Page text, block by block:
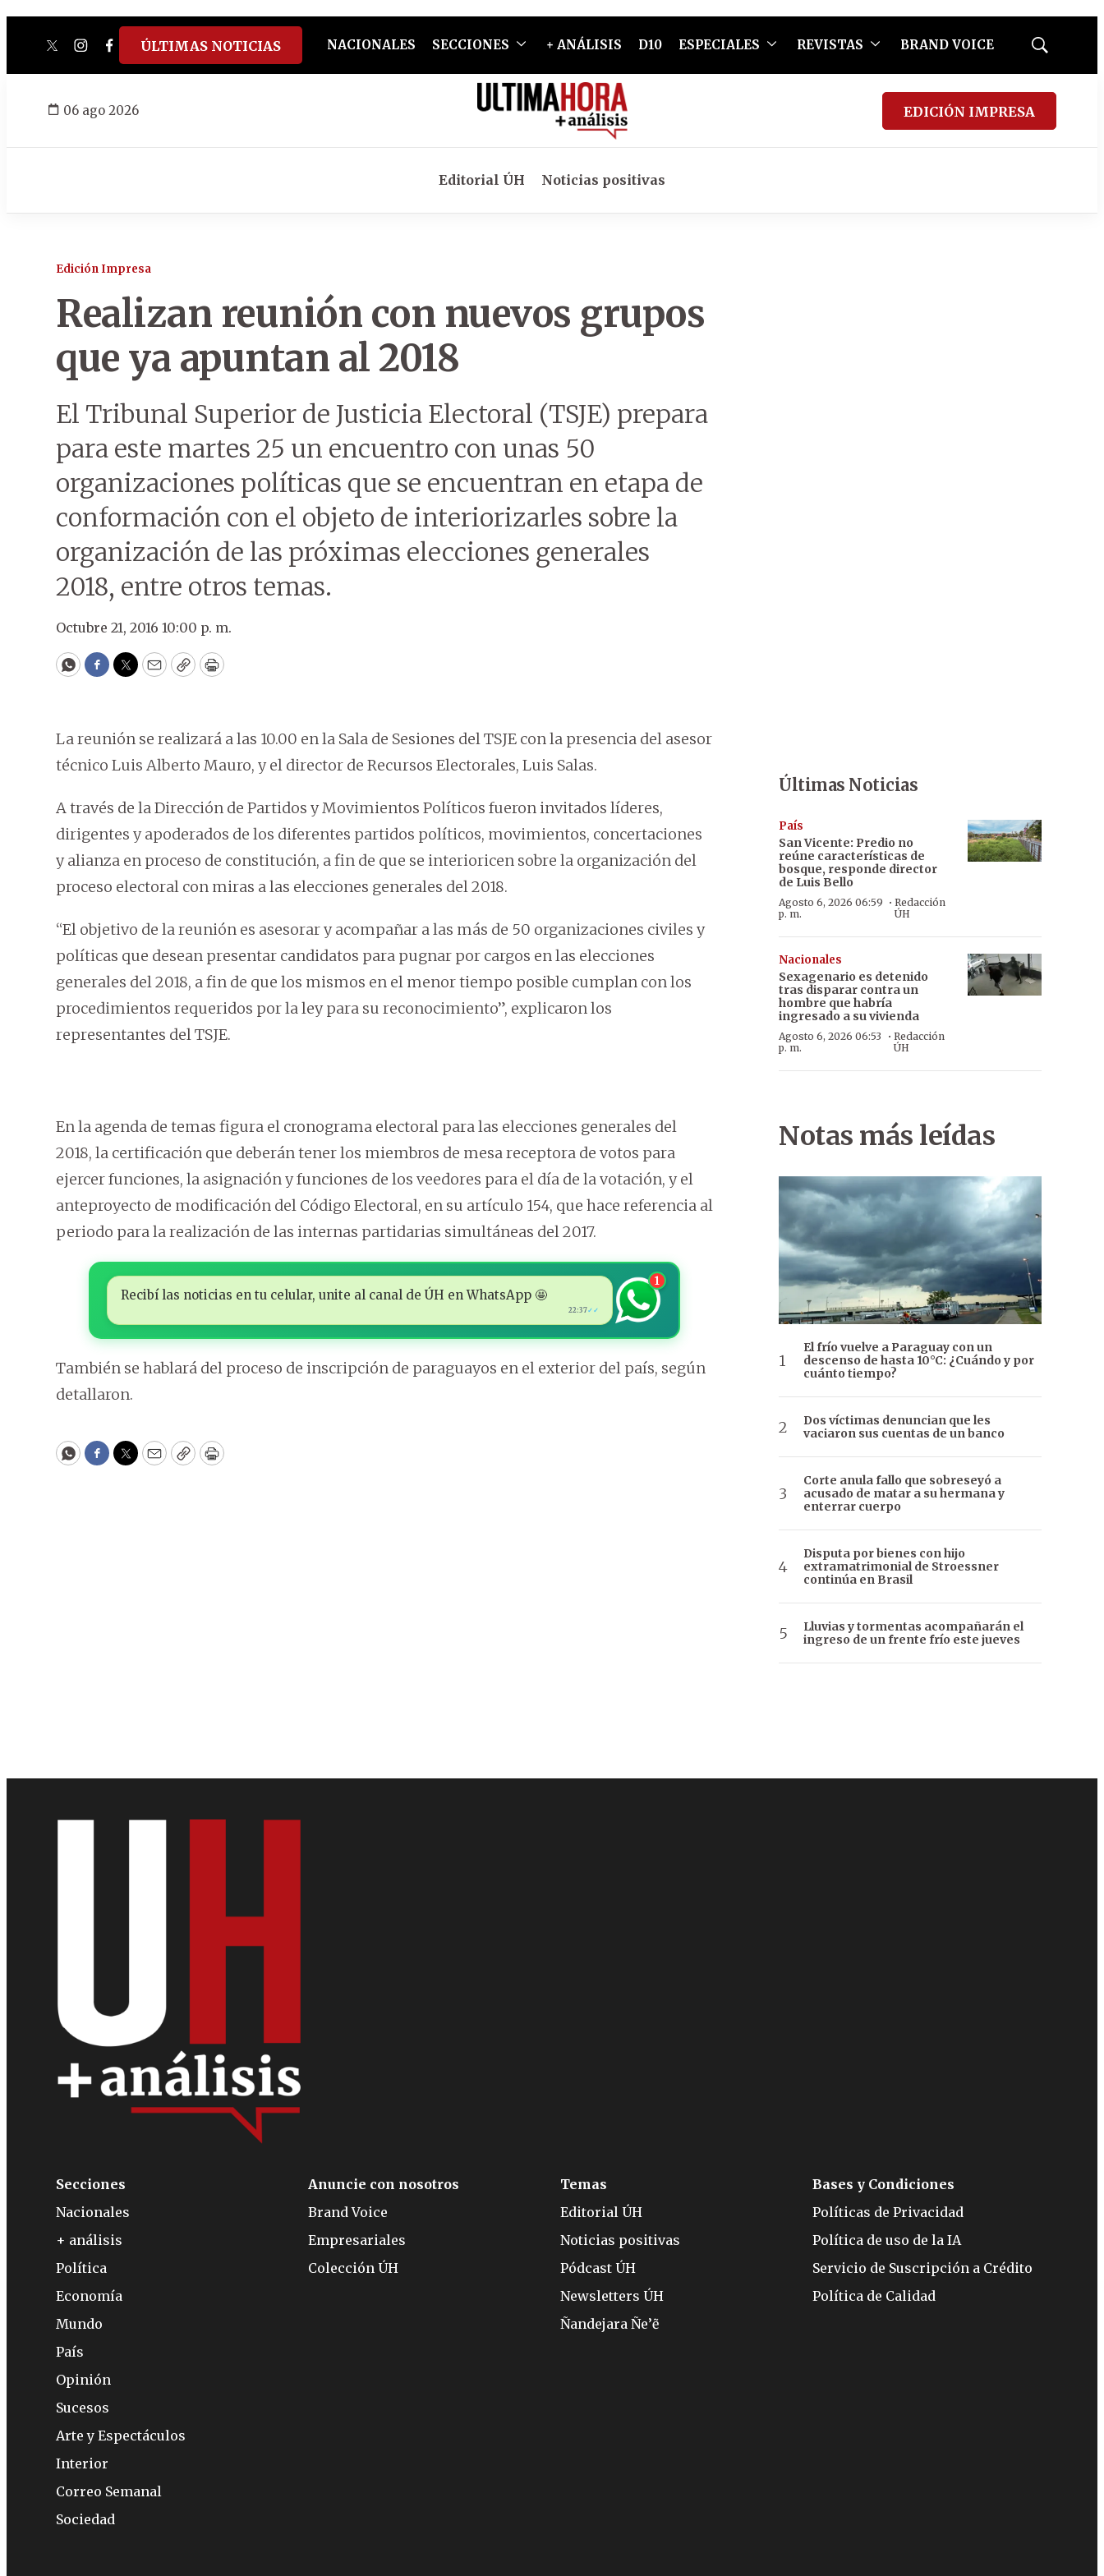
twitterinstagram
facebook
tiktokyoutube
spotify
ÚLTIMAS NOTICIAS NACIONALES SECCIONES + ANÁLISIS D10 ESPECIALES REVISTAS BRAND VOICE
Mostrar
06 ago 2026 EDICIÓN IMPRESA
Editorial ÚH Noticias positivas
Edición Impresa
Realizan reunión con nuevos grupos
que ya apuntan al 2018
El Tribunal Superior de Justicia Electoral (TSJE) prepara
para este martes 25 un encuentro con unas 50
organizaciones políticas que se encuentran en etapa de
conformación con el objeto de interiorizarles sobre la
organización de las próximas elecciones generales
2018, entre otros temas.
Octubre 21, 2016 10:00 p. m.
WhatsApp
Facebook
Twitter
EmailCopyPrint
La reunión se realizará a las 10.00 en la Sala de Sesiones del TSJE con la presencia del asesor
técnico Luis Alberto Mauro, y el director de Recursos Electorales, Luis Salas.
A través de la Dirección de Partidos y Movimientos Políticos fueron invitados líderes,
dirigentes y apoderados de los diferentes partidos políticos, movimientos, concertaciones
y alianza en proceso de constitución, a fin de que se interioricen sobre la organización del
proceso electoral con miras a las elecciones generales del 2018.
“El objetivo de la reunión es asesorar y acompañar a las más de 50 organizaciones civiles y
políticas que desean presentar candidatos para pugnar por cargos en las elecciones
generales del 2018, a fin de que los mismos en el menor tiempo posible cumplan con los
procedimientos requeridos por la ley para su reconocimiento”, explicaron los
representantes del TSJE.
En la agenda de temas figura el cronograma electoral para las elecciones generales del
2018, la certificación que deberán tener los miembros de mesa receptora de votos para
ejercer funciones, la asignación y funciones de los veedores para el día de la votación, y el
anteproyecto de modificación del Código Electoral, en su artículo 154, que hace referencia al
periodo para la realización de las internas partidarias simultáneas del 2017.
Recibí las noticias en tu celular, unite al canal de ÚH en WhatsApp 🤩
22:37✓✓
1
También se hablará del proceso de inscripción de paraguayos en el exterior del país, según
detallaron.
WhatsApp
Facebook
Twitter
EmailCopyPrint
Últimas Noticias
País
San Vicente: Predio no
reúne características de
bosque, responde director
de Luis Bello
Agosto 6, 2026 06:59
p. m.
· Redacción
ÚH
Nacionales
Sexagenario es detenido
tras disparar contra un
hombre que habría
ingresado a su vivienda
Agosto 6, 2026 06:53
p. m.
· Redacción
ÚH
Notas más leídas
El frío vuelve a Paraguay con un
descenso de hasta 10°C: ¿Cuándo y por
cuánto tiempo?
Dos víctimas denuncian que les
vaciaron sus cuentas de un banco
Corte anula fallo que sobreseyó a
acusado de matar a su hermana y
enterrar cuerpo
Disputa por bienes con hijo
extramatrimonial de Stroessner
continúa en Brasil
Lluvias y tormentas acompañarán el
ingreso de un frente frío este jueves
Secciones
Nacionales
+ análisis
Política
Economía
Mundo
País
Opinión
Sucesos
Arte y Espectáculos
Interior
Correo Semanal
Sociedad
Anuncie con nosotros
Brand Voice
Empresariales
Colección ÚH
Temas
Editorial ÚH
Noticias positivas
Pódcast ÚH
Newsletters ÚH
Ñandejara Ñe’ẽ
Bases y Condiciones
Políticas de Privacidad
Política de uso de la IA
Servicio de Suscripción a Crédito
Política de Calidad